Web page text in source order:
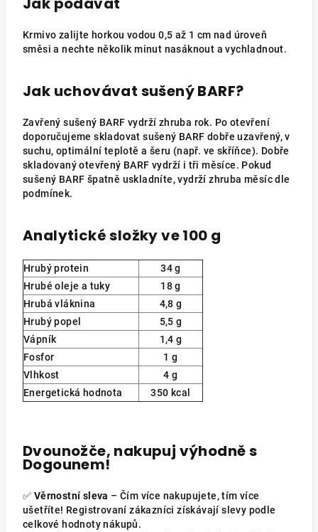
Krmivo zalijte horkou vodou 0,5 až 1 cm nad úroveň
směsi a nechte několik minut nasáknout a vychladnout.
Jak uchovávat sušený BARF?
Zavřený sušený BARF vydrží zhruba rok. Po otevření
doporučujeme skladovat sušený BARF dobře uzavřený, v
suchu, optimální teplotě a šeru (např. ve skříňce). Dobře
skladovaný otevřený BARF vydrží i tři měsíce. Pokud
sušený BARF špatně uskladníte, vydrží zhruba měsíc dle
podmínek.
Analytické složky ve 100 g
Hrubý protein
34 g
Hrubé oleje a tuky
18 g
Hrubá vláknina
4,8 g
Hrubý popel
5,5 g
Vápník
1,4 g
Fosfor
1 g
Vlhkost
4 g
Energetická hodnota
350 kcal
Dvounožče, nakupuj výhodně s
Dogounem!
✅ Věrnostní sleva – Čím více nakupujete, tím více
ušetříte! Registrovaní zákazníci získávají slevy podle
celkové hodnoty nákupů.